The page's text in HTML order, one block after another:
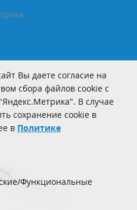
Вы даете согласие на
сбора файлов cookie с
В случае
сохранение cookie в
в Политике
Функциональные